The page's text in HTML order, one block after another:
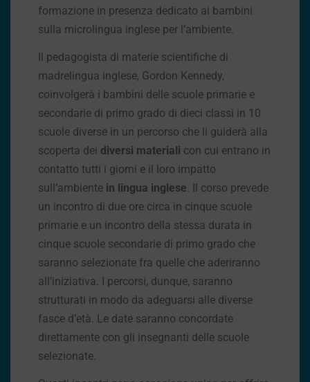
formazione in presenza dedicato ai bambini
sulla microlingua inglese per l’ambiente.
Il pedagogista di materie scientifiche di
madrelingua inglese, Gordon Kennedy,
coinvolgerà i bambini delle scuole primarie e
secondarie di primo grado di dieci classi in 10
scuole diverse in un percorso che li guiderà alla
scoperta dei diversi materiali con cui entrano in
contatto tutti i giorni e il loro impatto
sull’ambiente in lingua inglese. Il corso prevede
un incontro di due ore circa in cinque scuole
primarie e un incontro della stessa durata in
cinque scuole secondarie di primo grado che
saranno selezionate fra quelle che aderiranno
all’iniziativa. I percorsi, dunque, saranno
strutturati in modo da adeguarsi alle diverse
fasce d’età. Le date saranno concordate
direttamente con gli insegnanti delle scuole
selezionate.